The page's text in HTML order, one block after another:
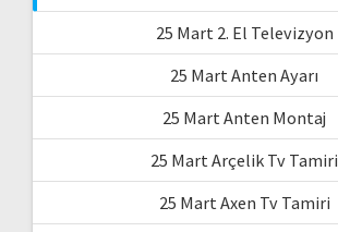
25 Mart 2. El Televizyon
25 Mart Anten Ayarı
25 Mart Anten Montaj
25 Mart Arçelik Tv Tamiri
25 Mart Axen Tv Tamiri